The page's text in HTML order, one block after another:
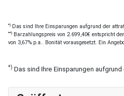
*) Das sind Ihre Einsparungen aufgrund der
**) Barzahlungspreis von 2.699,40€ entspricht
von 3,67% p.a.. Bonität vorausgesetzt. Ein
*) Das sind Ihre Einsparungen